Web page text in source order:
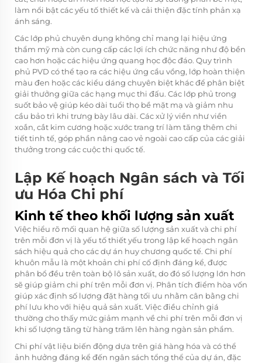
làm nổi bật các yếu tố thiết kế và cải thiện đặc tính phản xạ
ánh sáng.
Các lớp phủ chuyên dụng không chỉ mang lại hiệu ứng
thẩm mỹ mà còn cung cấp các lợi ích chức năng như độ bền
cao hơn hoặc các hiệu ứng quang học độc đáo. Quy trình
phủ PVD có thể tạo ra các hiệu ứng cầu vồng, lớp hoàn thiện
màu đen hoặc các kiểu dáng chuyên biệt khác để phân biệt
giải thưởng giữa các hạng mục thi đấu. Các lớp phủ trong
suốt bảo vệ giúp kéo dài tuổi thọ bề mặt mạ và giảm nhu
cầu bảo trì khi trưng bày lâu dài. Các xử lý viền như viền
xoắn, cắt kim cương hoặc xước trang trí làm tăng thêm chi
tiết tinh tế, góp phần nâng cao vẻ ngoài cao cấp của các giải
thưởng trong các cuộc thi quốc tế.
Lập Kế hoạch Ngân sách và Tối
ưu Hóa Chi phí
Kinh tế theo khối lượng sản xuất
Việc hiểu rõ mối quan hệ giữa số lượng sản xuất và chi phí
trên mỗi đơn vị là yếu tố thiết yếu trong lập kế hoạch ngân
sách hiệu quả cho các dự án huy chương quốc tế. Chi phí
khuôn mẫu là một khoản chi phí cố định đáng kể, được
phân bổ đều trên toàn bộ lô sản xuất, do đó số lượng lớn hơn
sẽ giúp giảm chi phí trên mỗi đơn vị. Phân tích điểm hòa vốn
giúp xác định số lượng đặt hàng tối ưu nhằm cân bằng chi
phí lưu kho với hiệu quả sản xuất. Việc điều chỉnh giá
thường cho thấy mức giảm mạnh về chi phí trên mỗi đơn vị
khi số lượng tăng từ hàng trăm lên hàng ngàn sản phẩm.
Chi phí vật liệu biến động dựa trên giá hàng hóa và có thể
ảnh hưởng đáng kể đến ngân sách tổng thể của dự án, đặc